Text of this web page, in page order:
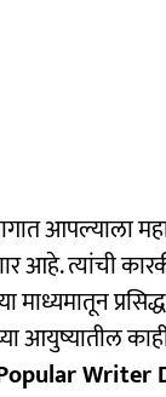
आपल्याला
आहे. त्यांची
माध्यमातून
आयुष्यातील
Writer